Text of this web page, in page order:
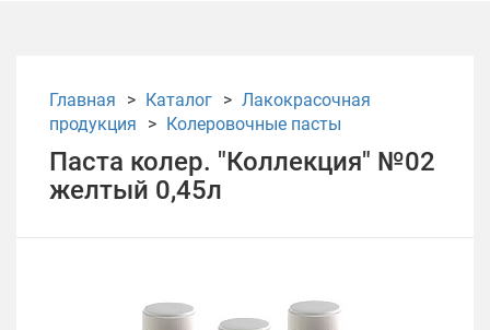
Главная Каталог
Лакокрасочная
продукция
Колеровочные пасты
Паста колер. "Коллекция" №02
желтый 0,45л